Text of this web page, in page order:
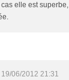
elle est
19/06/2012 21:31